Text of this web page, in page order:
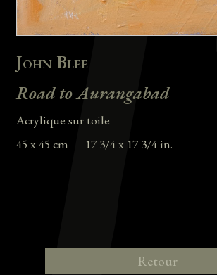
John Blee
Road to Aurangabad
Acrylique sur toile
45 x 45 cm 17 3/4 x 17 3/4 in.
Retour